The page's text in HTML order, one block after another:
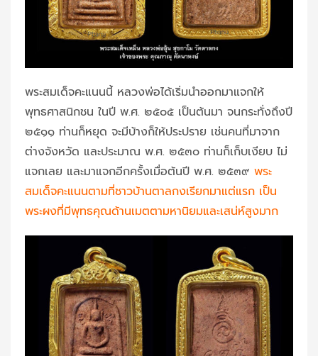
พระสมเด็จคะแนนนี้ หลวงพ่อได้เริ่มนำออกมาแจกให้
พุทธศาสนิกชน ในปี พ.ศ. ๒๕๐๕ เป็นต้นมา จนกระทั่งถึงปี
๒๕๑๑ ท่านก็หยุด จะมีบ้างก็ให้ประปราย เช่นคนที่มาจาก
ต่างจังหวัด และประมาณ พ.ศ. ๒๕๓๐ ท่านก็เก็บเงียบ ไม่
แจกเลย และมาแจกอีกครั้งเมื่อต้นปี พ.ศ. ๒๕๓๙ พระ
สมเด็จคะแนนตามที่ชาวบ้านตาลกงเรียกมาแต่แรก เป็น
พระผงที่มีพุทธคุณด้านเมตตามหานิยมและเสน่ห์สูงมาก